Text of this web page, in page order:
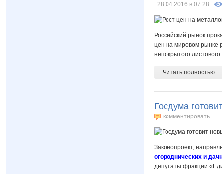
28.04.2016 в 07:28
Российский рынок
цен на мировом рынке
непокрытого
Читать полностью
Госдума
комментировать
Законопроект,
огороднических и
депутаты фракции